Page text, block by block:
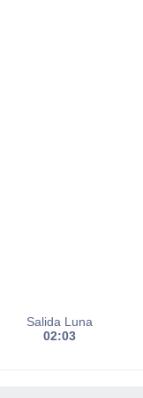
Salida Luna
02:03